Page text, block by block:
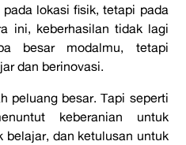
lokasi fisik, tetapi pada
ini, keberhasilan tidak lagi
besar modalmu, tetapi
dan berinovasi.
peluang besar. Tapi seperti
keberanian untuk
belajar, dan ketulusan untuk